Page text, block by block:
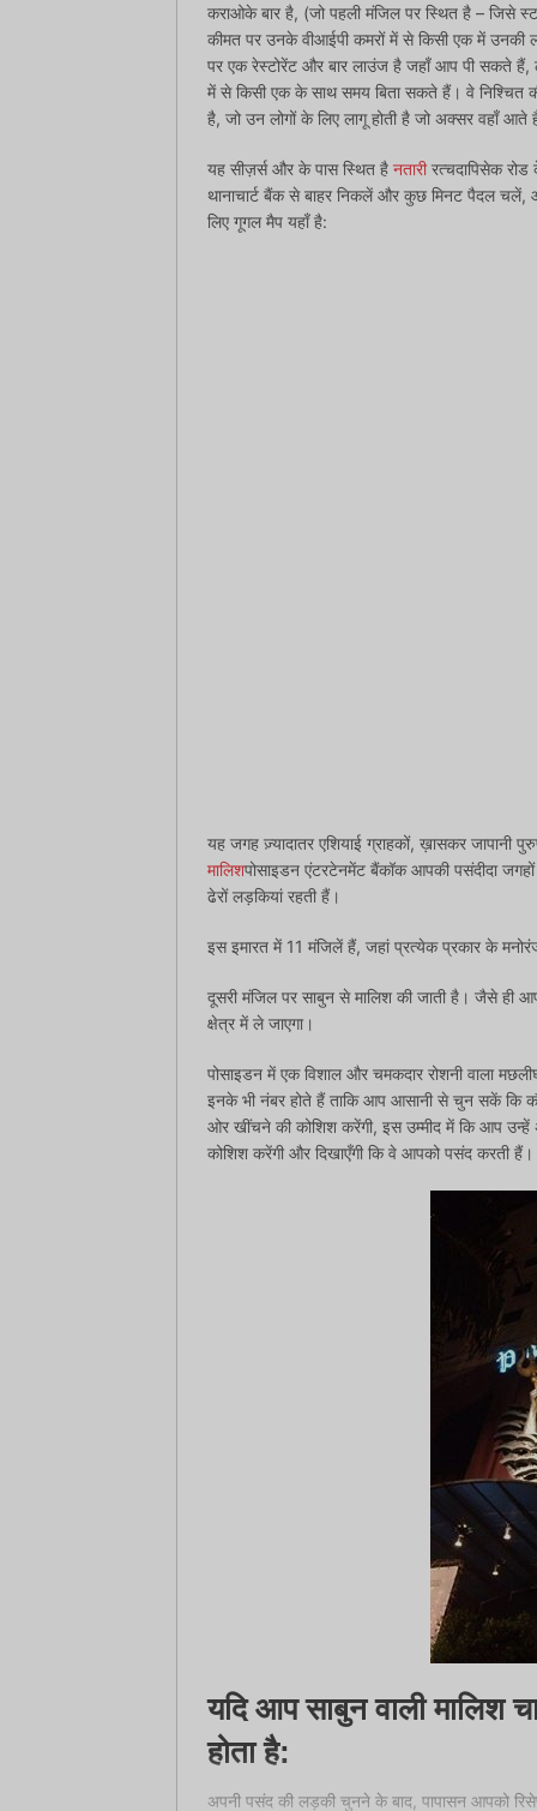
कराओके बार है, (जो पहली मंजिल पर स्थित है – जिसे
कीमत पर उनके वीआईपी कमरों में से किसी एक में
पर एक रेस्टोरेंट और बार लाउंज है जहाँ आप पी सकते
में से किसी एक के साथ समय बिता सकते हैं। वे निश्चित
है, जो उन लोगों के लिए लागू होती है जो अक्सर वहाँ आते
यह सीज़र्स और के पास स्थित है नतारीरत्चदापिसेक
थानाचार्ट बैंक से बाहर निकलें और कुछ मिनट पैदल चलें,
लिए गूगल मैप यहाँ है:
यह जगह ज़्यादातर एशियाई ग्राहकों, ख़ासकर
मालिशपोसाइडन एंटरटेनमेंट बैंकॉक आपकी पसंदीदा
ढेरों लड़कियां रहती हैं।
इस इमारत में 11 मंजिलें हैं, जहां प्रत्येक प्रकार के
दूसरी मंजिल पर साबुन से मालिश की जाती है। जैसे ही
क्षेत्र में ले जाएगा।
पोसाइडन में एक विशाल और चमकदार रोशनी वाला
इनके भी नंबर होते हैं ताकि आप आसानी से चुन सकें कि
ओर खींचने की कोशिश करेंगी, इस उम्मीद में कि आप
कोशिश करेंगी और दिखाएँगी कि वे आपको पसंद करती हैं।
यदि आप साबुन वाली मालिश
होता है:
अपनी पसंद की लड़की चुनने के बाद, पापासन आपको